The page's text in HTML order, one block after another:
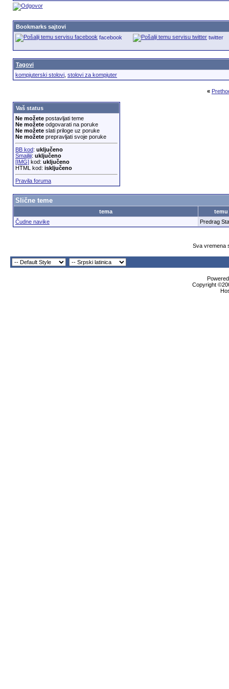
Bookmarks sajtovi
facebook
twitter
Tagovi
kompjuterski stolovi, stolovi za kompjuter
«
Vaš status
Ne možetepostavljati teme
Ne možeteodgovarati na poruke
Ne možeteslati priloge uz poruke
Ne možeteprepravljati svoje poruke
BB kod: uključeno
Smajliji: uključeno
[IMG]kod: uključeno
HTML kod: isključeno
Pravila foruma
Slične teme
tema
temu
Čudne navike
Predrag
Sva vremena
Copyright